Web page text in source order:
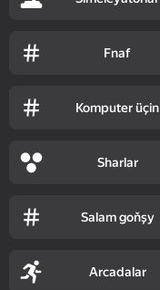
Fnaf
Komputer üçin
Sharlar
Salam goňşy
Arcadalar